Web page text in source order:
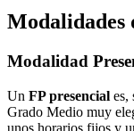
Modalidades
Modalidad
Un FP presencial es,
Grado Medio muy
unos horarios fijos y